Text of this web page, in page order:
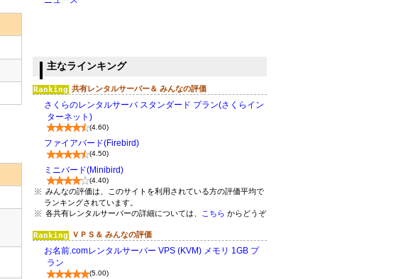
主なラインキング
共有レンタルサーバー＆ みんなの評価
さくらのレンタルサーバ スタンダード プラン(さくらイン
ターネット)
(4.60)
ファイアバード(Firebird)
(4.50)
ミニバード(Minibird)
(4.40)
みんなの評価は、このサイトを利用されている方の評価平均で
ランキングされています。
各共有レンタルサーバーの詳細については、
こちら からどうぞ
ＶＰＳ＆ みんなの評価
お名前.comレンタルサーバー VPS (KVM) メモリ 1GB プ
ラン
(5.00)